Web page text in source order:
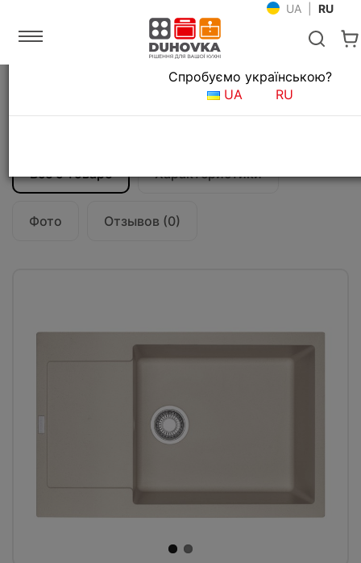
UA RU
Мойки и смесители Кухонные мойки
Кухонная мойка Franke Maris MRG 611-78
Все о товаре Характеристики
Фото Отзывов (0)
Язык магазина
Спробуємо українською?
UA
RU